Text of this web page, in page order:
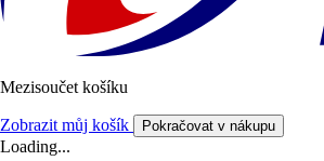
Mezisoučet košíku
Zobrazit můj košík Pokračovat v nákupu
Loading...